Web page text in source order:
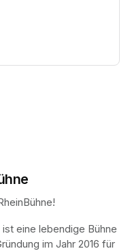
eine lebendige Bühne
im Jahr 2016 für